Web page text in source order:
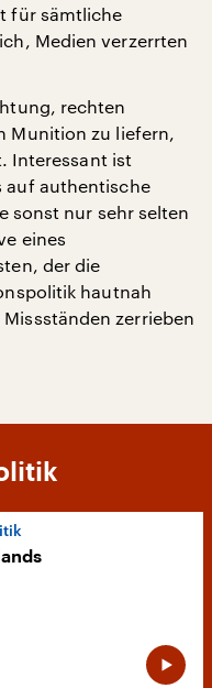
für sämtliche
Medien verzerrten
rechten
Munition zu liefern,
Interessant ist
auf authentische
sonst nur sehr selten
eines
der die
hautnah
zerrieben